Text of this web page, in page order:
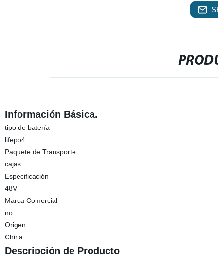
Información Básica.
tipo de batería
lifepo4
Paquete de Transporte
cajas
Especificación
48V
Marca Comercial
no
Origen
China
Descripción de Producto